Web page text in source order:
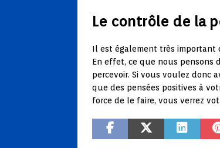
Le contrôle de la
Il est également très important
En effet, ce que nous pensons
percevoir. Si vous voulez donc
que des pensées positives à
force de le faire, vous verrez